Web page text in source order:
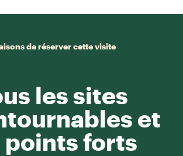
de réserver cette visite
les sites
et
points forts